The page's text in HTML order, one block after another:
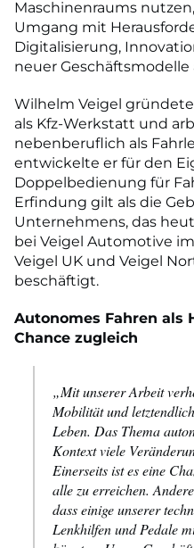
Maschinenraums
Umgang mit
Digitalisierung,
neuer
Wilhelm Veigel
als Kfz-Werkstatt und
nebenberuflich als
entwickelte er für den
Doppelbedienung für
Erfindung gilt als die
Unternehmens, das
bei Veigel Automotive
Veigel UK und Veigel
beschäftigt.
Autonomes Fahren als
Chance zugleich
„Mit unserer Arbeit
Mobilität und
Leben. Das Thema
Kontext viele
Einerseits ist es eine
alle zu erreichen.
dass einige unserer
Lenkhilfen und Pedale